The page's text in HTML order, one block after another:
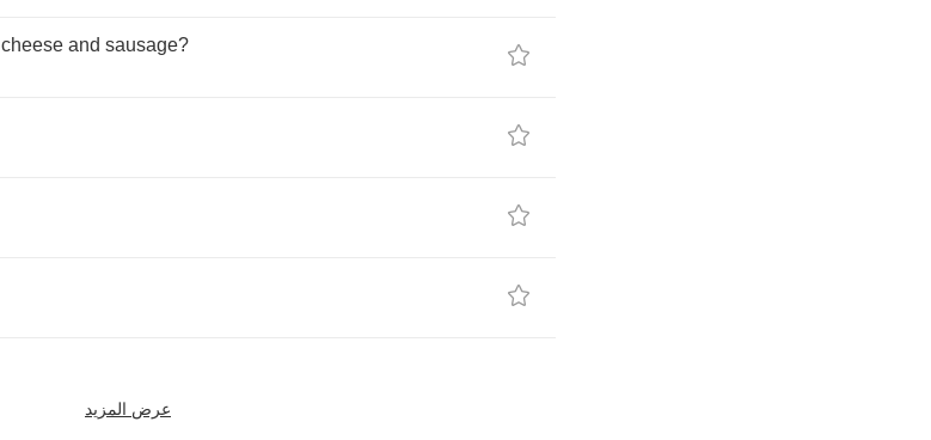
cheese and sausage?
عرض المزيد